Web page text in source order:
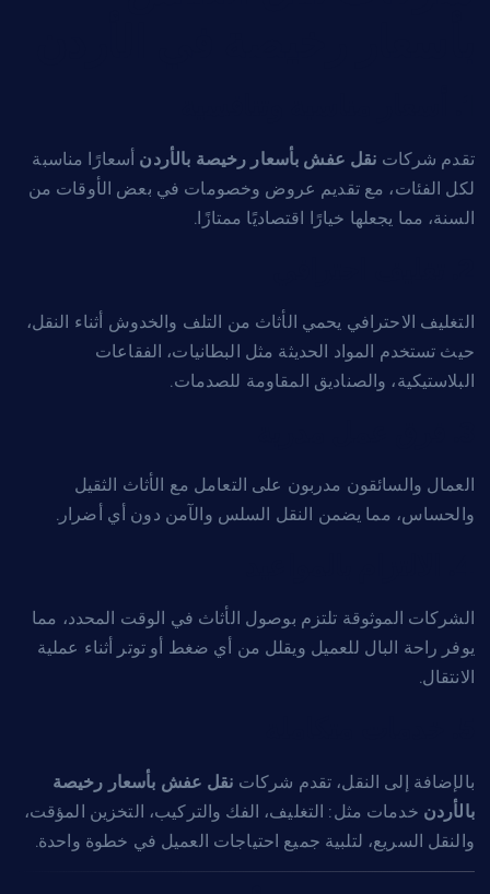
تقدم شركات نقل عفش بأسعار رخيصة بالأردن أسعارًا مناسبة
لكل الفئات، مع تقديم عروض وخصومات في بعض الأوقات من
السنة، مما يجعلها خيارًا اقتصاديًا ممتازًا.
التغليف الاحترافي يحمي الأثاث من التلف والخدوش أثناء النقل،
حيث تستخدم المواد الحديثة مثل البطانيات، الفقاعات
البلاستيكية، والصناديق المقاومة للصدمات.
العمال والسائقون مدربون على التعامل مع الأثاث الثقيل
والحساس، مما يضمن النقل السلس والآمن دون أي أضرار.
الشركات الموثوقة تلتزم بوصول الأثاث في الوقت المحدد، مما
يوفر راحة البال للعميل ويقلل من أي ضغط أو توتر أثناء عملية
الانتقال.
بالإضافة إلى النقل، تقدم شركات نقل عفش بأسعار رخيصة
بالأردن خدمات مثل: التغليف، الفك والتركيب، التخزين المؤقت،
والنقل السريع، لتلبية جميع احتياجات العميل في خطوة واحدة.